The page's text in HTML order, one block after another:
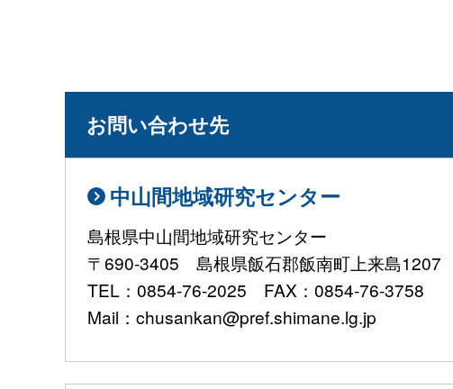
お問い合わせ先
中山間地域研究センター
島根県中山間地域研究センター
〒690-3405 島根県飯石郡飯南町上来島1207
TEL：0854-76-2025 FAX：0854-76-3758
Mail：chusankan@pref.shimane.lg.jp